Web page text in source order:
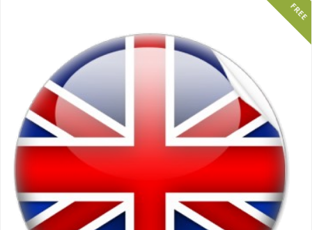
FREE